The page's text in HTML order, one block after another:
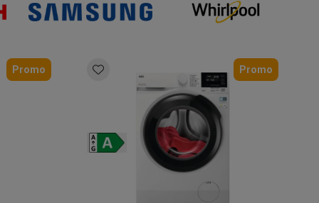
Accessoires
Promo Promo